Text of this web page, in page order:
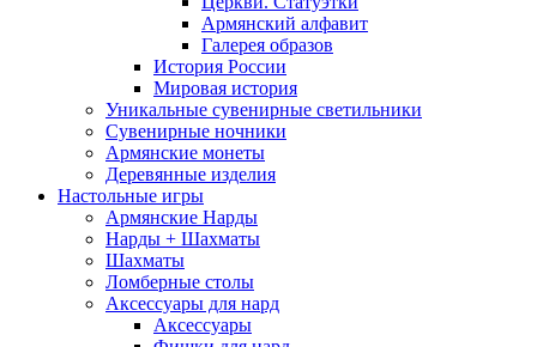
Армянский алфавит
Галерея образов
История России
Мировая история
Уникальные сувенирные светильники
Сувенирные ночники
Армянские монеты
Деревянные изделия
Настольные игры
Армянские Нарды
Нарды + Шахматы
Шахматы
Ломберные столы
Аксессуары для нард
Аксессуары